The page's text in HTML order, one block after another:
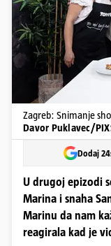
Zagreb: Snimanje
Davor Puklavec/
Dodaj
U drugoj epizodi
Marina i snaha
Marinu da nam
reagirala kad je